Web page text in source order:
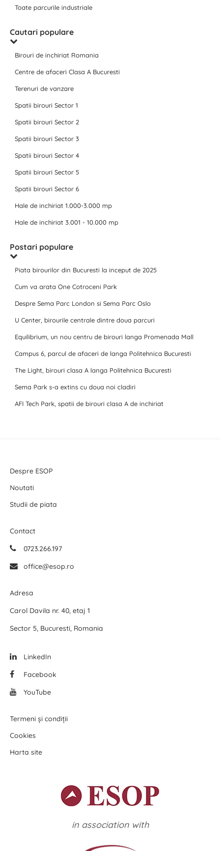
Toate parcurile industriale
Cautari populare
Birouri de inchiriat Romania
Centre de afaceri Clasa A Bucuresti
Terenuri de vanzare
Spatii birouri Sector 1
Spatii birouri Sector 2
Spatii birouri Sector 3
Spatii birouri Sector 4
Spatii birouri Sector 5
Spatii birouri Sector 6
Hale de inchiriat 1.000-3.000 mp
Hale de inchiriat 3.001 - 10.000 mp
Postari populare
Piata birourilor din Bucuresti la inceput de 2025
Cum va arata One Cotroceni Park
Despre Sema Parc London si Sema Parc Oslo
U Center, birourile centrale dintre doua parcuri
Equilibrium, un nou centru de birouri langa Promenada Mall
Campus 6, parcul de afaceri de langa Politehnica Bucuresti
The Light, birouri clasa A langa Politehnica Bucuresti
Sema Park s-a extins cu doua noi cladiri
AFI Tech Park, spatii de birouri clasa A de inchiriat
Despre ESOP
Noutati
Studii de piata
Contact
0723.266.197
office@esop.ro
Adresa
Carol Davila nr. 40, etaj 1
Sector 5, Bucuresti, Romania
LinkedIn
Facebook
YouTube
Termeni și condiții
Cookies
Harta site
in association with